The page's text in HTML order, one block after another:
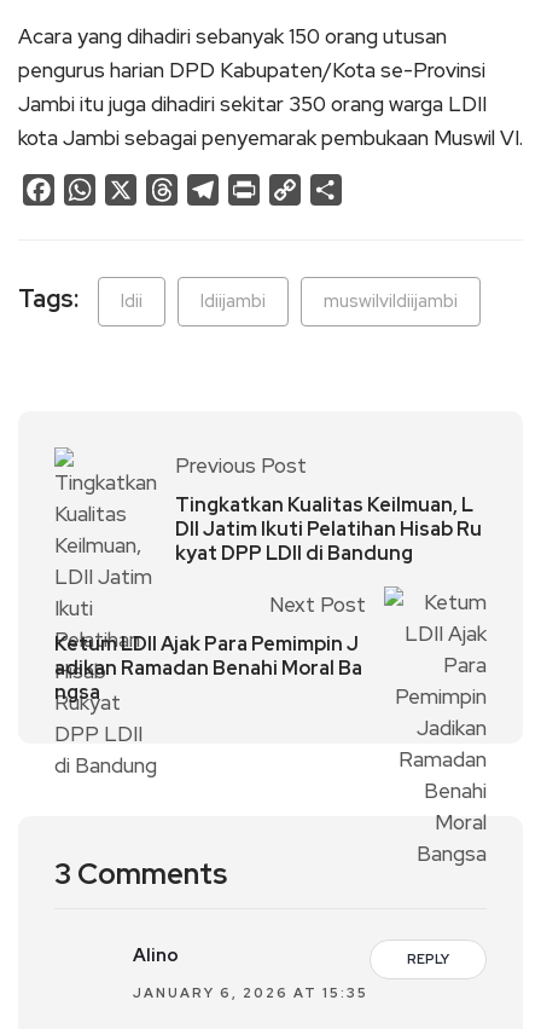
Acara yang dihadiri sebanyak 150 orang utusan
pengurus harian DPD Kabupaten/Kota se-Provinsi
Jambi itu juga dihadiri sekitar 350 orang warga LDII
kota Jambi sebagai penyemarak pembukaan Muswil VI.
FacebookWhatsApp ThreadsTelegram
Print
Copy
Tags: ldii ldiijambi muswilvildiijambi
Previous Post
Tingkatkan Kualitas Keilmuan, L
DII Jatim Ikuti Pelatihan Hisab Ru
kyat DPP LDII di Bandung
Next Post
Ketum LDII Ajak Para Pemimpin J
adikan Ramadan Benahi Moral Ba
ngsa
3 Comments
REPLY
Alino
JANUARY 6, 2026 AT 15:35